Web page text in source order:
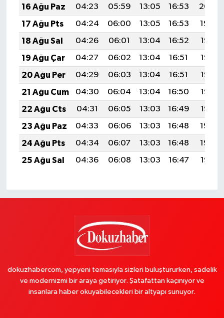
16 Ağu Paz
04:23 05:59 13:05 16:53
20:00
17 Ağu Pts
04:24 06:00 13:05 16:53
19:59
18 Ağu Sal
04:26 06:01 13:04 16:52
19:58
19 Ağu Çar
04:27 06:02 13:04 16:51
19:56
20 Ağu Per
04:29 06:03 13:04 16:51
19:55
21 Ağu Cum
04:30 06:04 13:04 16:50
19:53
22 Ağu Cts
04:31 06:05 13:03 16:49
19:52
23 Ağu Paz
04:33 06:06 13:03 16:48
19:50
24 Ağu Pts
04:34 06:07 13:03 16:48
19:49
25 Ağu Sal
04:36 06:08 13:03 16:47 19:47
dokuzhabercom, yepyeni temasıyla sizleri buluştururken, sadelik
ve modernizmi bir araya getiriyor. Şatafattan kaçınıyor ve
insanlara haber okuyabilecekleri bir altyapı sunuyor.